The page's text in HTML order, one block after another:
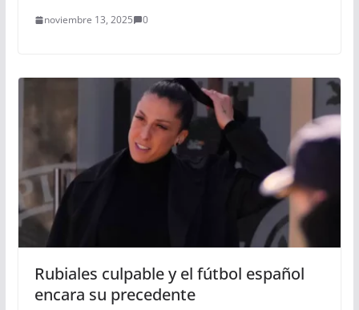
noviembre 13, 2025 0
Rubiales culpable y el fútbol español
encara su precedente